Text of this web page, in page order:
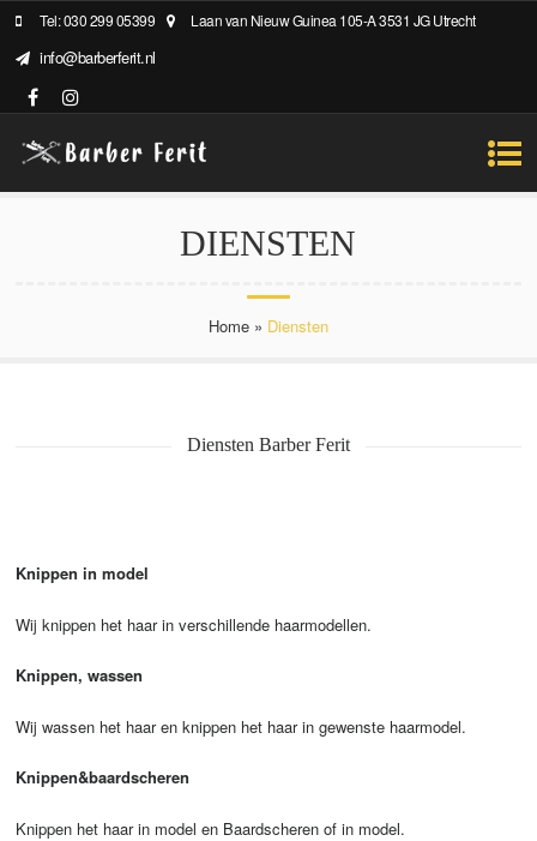
Tel: 030 299 05399 Laan van Nieuw Guinea 105-A 3531 JG Utrecht
info@barberferit.nl
DIENSTEN
Home» Diensten
Diensten Barber Ferit
Knippen in model
Wij knippen het haar in verschillende haarmodellen.
Knippen, wassen
Wij wassen het haar en knippen het haar in gewenste haarmodel.
Knippen&baardscheren
Knippen het haar in model en Baardscheren of in model.